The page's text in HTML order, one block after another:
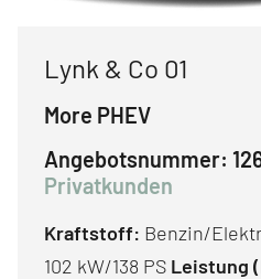
Lynk & Co 01
More PHEV
Angebotsnummer:
Privatkunden
Kraftstoff: Benzin/
102 kW/138 PS Leistung